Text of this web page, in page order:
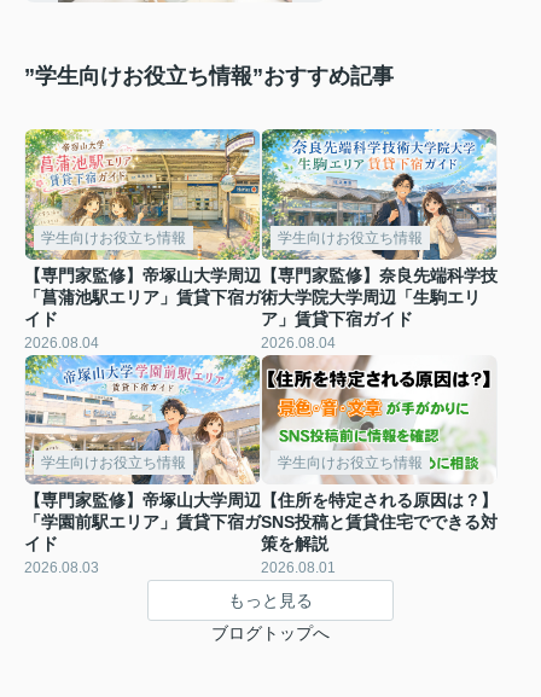
”学生向けお役立ち情報”おすすめ記事
学生向けお役立ち情報
【専門家監修】帝塚山大学周辺
「菖蒲池駅エリア」賃貸下宿ガ
イド
2026.08.04
学生向けお役立ち情報
【専門家監修】奈良先端科学技
術大学院大学周辺「生駒エリ
ア」賃貸下宿ガイド
2026.08.04
学生向けお役立ち情報
【専門家監修】帝塚山大学周辺
「学園前駅エリア」賃貸下宿ガ
イド
2026.08.03
学生向けお役立ち情報
【住所を特定される原因は？】
SNS投稿と賃貸住宅でできる対
策を解説
2026.08.01
もっと見る
ブログトップへ